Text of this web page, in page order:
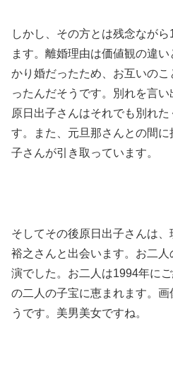
しかし、その方とは残念なが
ます。離婚理由は価値観の違
かり婚だったため、お互いの
ったんだそうです。別れを言い
原日出子さんはそれでも別れ
す。また、元旦那さんとの間
子さんが引き取っています。
そしてその後原日出子さんは
裕之さんと出会います。お二
演でした。お二人は1994年に
の二人の子宝に恵まれます。
うです。美男美女ですね。